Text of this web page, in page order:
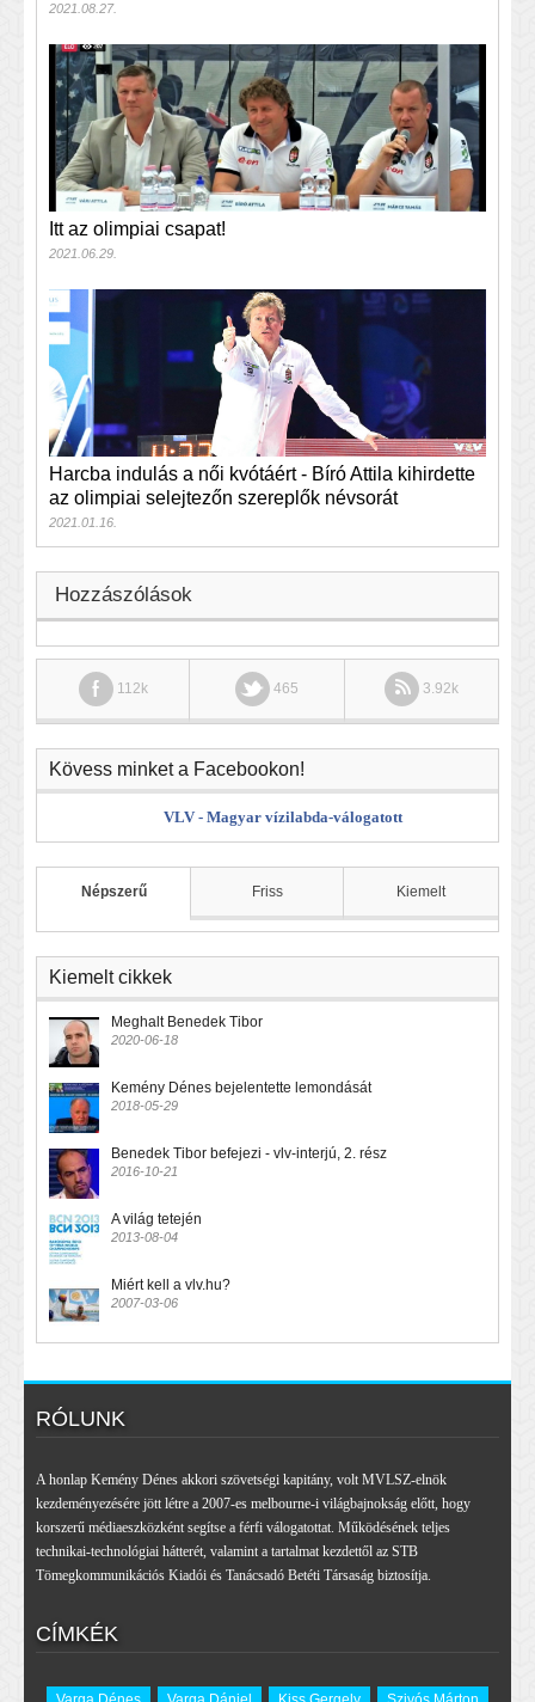
2021.08.27.
Itt az olimpiai csapat!
2021.06.29.
Harcba indulás a női kvótáért - Bíró Attila kihirdette
az olimpiai selejtezőn szereplők névsorát
2021.01.16.
Hozzászólások
112k 465 3.92k
Kövess minket a Facebookon!
VLV - Magyar vízilabda-válogatott
Népszerű Friss Kiemelt
Kiemelt cikkek
Meghalt Benedek Tibor
2020-06-18
Kemény Dénes bejelentette lemondását
2018-05-29
Benedek Tibor befejezi - vlv-interjú, 2. rész
2016-10-21
A világ tetején
2013-08-04
Miért kell a vlv.hu?
2007-03-06
RÓLUNK
A honlap Kemény Dénes akkori szövetségi kapitány, volt MVLSZ-elnök
kezdeményezésére jött létre a 2007-es melbourne-i világbajnokság előtt, hogy
korszerű médiaeszközként segítse a férfi válogatottat. Működésének teljes
technikai-technológiai hátterét, valamint a tartalmat kezdettől az STB
Tömegkommunikációs Kiadói és Tanácsadó Betéti Társaság biztosítja.
CÍMKÉK